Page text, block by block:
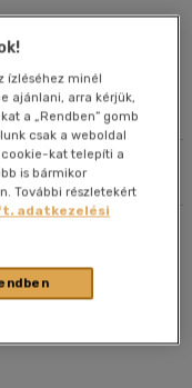
ízléséhez minél
ajánlani, arra kérjük,
a „Rendben” gomb
csak a weboldal
cookie-kat telepíti a
is bármikor
További részletekért
adatkezelési